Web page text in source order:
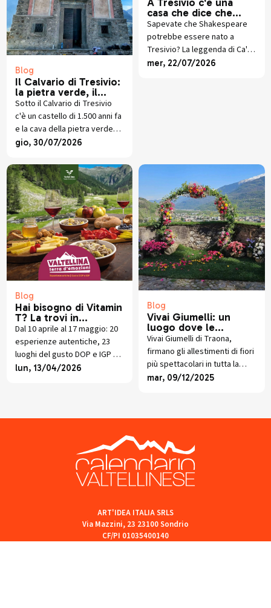
Blog
Il Calvario di Tresivio:
la pietra verde, il
castello scomparso e
lo scavo che sta
riscrivendo la storia
Sotto il Calvario di Tresivio
c'è un castello di 1.500 anni fa
e la cava della pietra verde
che veste ancora oggi la
recenti.
gio, 30/07/2026
A Tresivio c'è una
casa che dice che
Shakespeare non era
inglese
Sapevate che Shakespeare
potrebbe essere nato a
Tresivio? La leggenda di Ca'
d'Otello, tra il cognome
mer, 22/07/2026
Blog
Hai bisogno di Vitamin
T? La trovi in
Valtellina (fino al 17
maggio)
Dal 10 aprile al 17 maggio: 20
esperienze autentiche, 23
luoghi del gusto DOP e IGP e
una web-app gratuita per
lun, 13/04/2026
Blog
Vivai Giumelli: un
luogo dove le
passioni fioriscono
Vivai Giumelli di Traona,
firmano gli allestimenti di fiori
più spettacolari in tutta la
Provincia di Sondrio. Eventi e
mar, 09/12/2025
ART'IDEA ITALIA SRLS
Via Mazzini, 23 23100 Sondrio
CF/PI 01035400140